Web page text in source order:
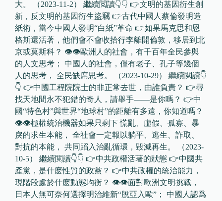
大。 （2023-11-2） 繼續閲讀👇👇 👉文明的基因衍生創
新，反文明的基因衍生盜竊 👉古代中國人蔡倫發明造
紙術，當今中國人發明“白紙”革命 👉如果馬克思和恩
格斯還活著，他們會不會收拾行李離開倫敦，移居到北
京或莫斯科？ 👁👁歐洲人的社會，有千百年全民參與
的人文思考； 中國人的社會，僅有老子、孔子等幾個
人的思考， 全民缺席思考。 （2023-10-29） 繼續閲讀👇
👇 👉中國工程院院士的非正常去世，由誰負責？ 👉尋
找天地間永不犯錯的奇人，請舉手——是你嗎？ 👉中
國“特色村”與世界“地球村”的距離有多遠，你知道嗎？
👁👁極權統治機器如果只剩下 慌亂、虛假、孤寡、暴
戾的求生本能， 全社會一定報以躺平、逃生、詐取、
對抗的本能， 共同蹈入治亂循環，毀滅再生。 （2023-
10-5） 繼續閲讀👇👇 👉中共政權活著的狀態 👉中國共
產黨，是什麽性質的政黨？ 👉中共政權的統治能力，
現階段處於什麽動態均衡？ 👁👁面對歐洲文明挑戰，
日本人無可奈何選擇明治維新“脫亞入歐”； 中國人認爲